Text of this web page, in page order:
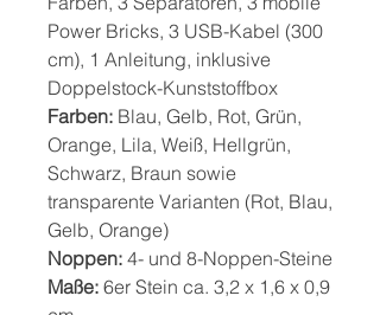
Power Bricks, 3 USB-Kabel (300
cm), 1 Anleitung, inklusive
Doppelstock-Kunststoffbox
Farben: Blau, Gelb, Rot, Grün,
Orange, Lila, Weiß, Hellgrün,
Schwarz, Braun sowie
transparente Varianten (Rot, Blau,
Gelb, Orange)
Noppen: 4- und 8-Noppen-Steine
Maße: 6er Stein ca. 3,2 x 1,6 x 0,9